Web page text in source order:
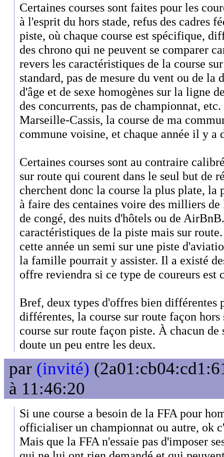
Certaines courses sont faites pour les
à l'esprit du hors stade, refus des cadres
piste, où chaque course est spécifique,
des chrono qui ne peuvent se comparer
revers les caractéristiques de la course
standard, pas de mesure du vent ou de la
d'âge et de sexe homogènes sur la ligne
des concurrents, pas de championnat,
Marseille-Cassis, la course de ma
commune voisine, et chaque année il y a
Certaines courses sont au contraire
sur route qui courent dans le seul but de
cherchent donc la course la plus plate, la
à faire des centaines voire des milliers
de congé, des nuits d'hôtels ou de
caractéristiques de la piste mais sur
cette année un semi sur une piste
la famille pourrait y assister. Il a existé
offre reviendra si ce type de coureurs est
Bref, deux types d'offres bien différentes
différentes, la course sur route façon hors
course sur route façon piste. À chacun de
doute un peu entre les deux.
par (invité)
à 11:46:20
Si une course a besoin de la FFA pour
officialiser un championnat ou autre, ok
Mais que la FFA n'essaie pas d'imposer